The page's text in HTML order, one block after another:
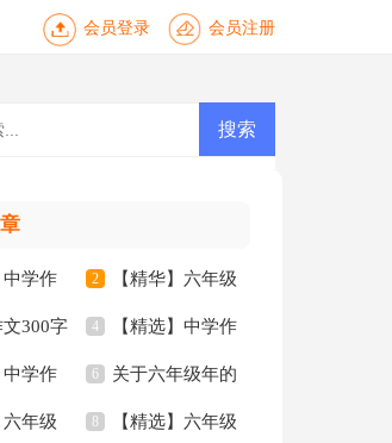
会员登录 会员注册
中学作 2 【精华】六年级
作文300字汇总6篇
300字 4 【精选】中学作
文汇总8篇
中学作 6 关于六年级年的
作文300字8篇
六年级 8 【精选】六年级